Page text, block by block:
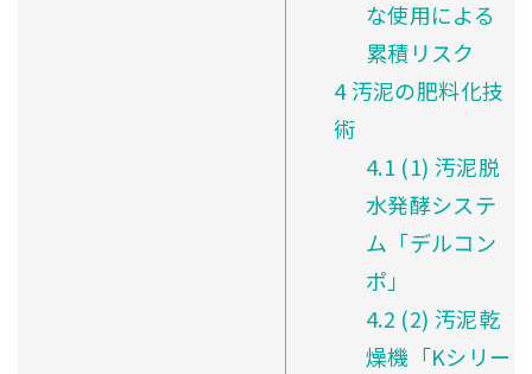
な使用による
累積リスク
4汚泥の肥料化技
術
4.1 (1) 汚泥脱
水発酵システ
ム「デルコン
ポ」
4.2 (2) 汚泥乾
燥機「Kシリー